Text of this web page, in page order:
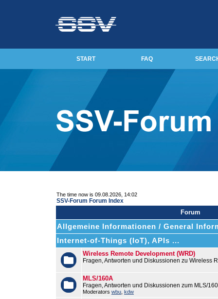
START FAQ
The time now is 09.08.2026, 14:02
SSV-Forum Forum Index
Forum
Allgemeine Informationen / General
Internet-of-Things (IoT), APIs ...
Wireless Remote Development (WRD)
Fragen, Antworten und Diskussionen zu Wireless
MLS/160A
Fragen, Antworten und Diskussionen zum MLS/
Moderators wbu kdw